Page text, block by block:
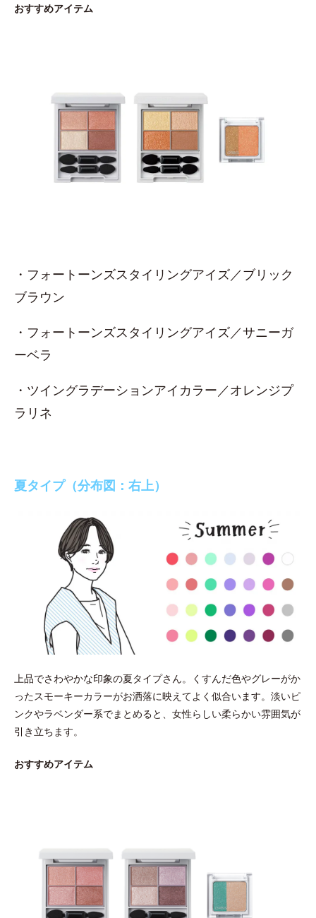
おすすめアイテム
・フォートーンズスタイリングアイズ／ブリック
ブラウン
・フォートーンズスタイリングアイズ／サニーガ
ーベラ
・ツイングラデーションアイカラー／オレンジプ
ラリネ
夏タイプ（分布図：右上）
上品でさわやかな印象の夏タイプさん。くすんだ色やグレーがか
ったスモーキーカラーがお洒落に映えてよく似合います。淡いピ
ンクやラベンダー系でまとめると、女性らしい柔らかい雰囲気が
引き立ちます。
おすすめアイテム